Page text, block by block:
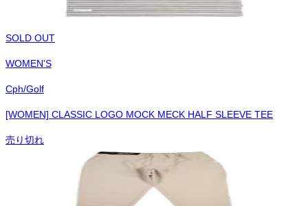
SOLD OUT
WOMEN'S
Cph/Golf
[WOMEN] CLASSIC LOGO MOCK MECK HALF SLEEVE TEE
売り切れ